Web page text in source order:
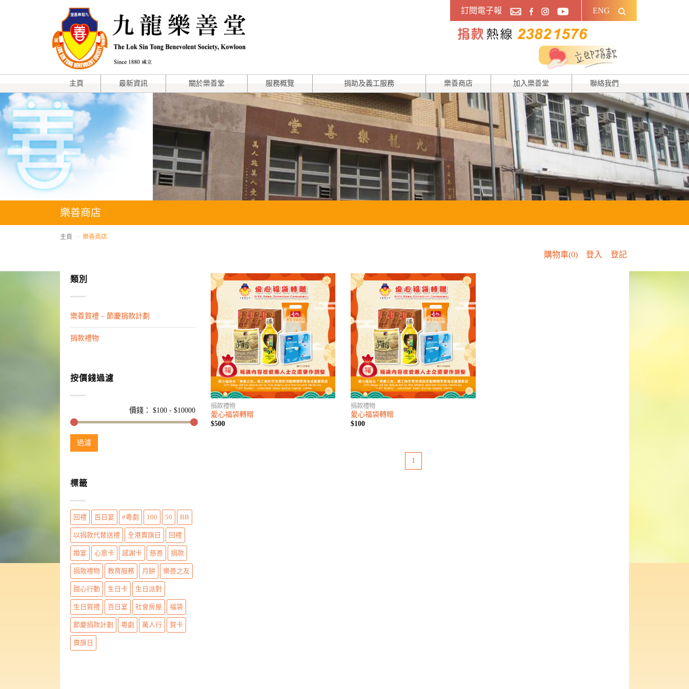
訂閱電子報 ENG
主頁 最新資訊 關於樂善堂 服務概覽 捐助及義工服務 樂善商店 加入樂善堂 聯絡我們
樂善商店
主頁 樂善商店
購物車(0) 登入 登記
類別
樂善賀禮 – 節慶捐款計劃
捐款禮物
按價錢過濾
價錢： $100- $10000
過濾
標籤
回禮 百日宴 #粵劇 100 50 BB
以捐款代替送禮 全港賣旗日 回禮
婚宴 心意卡 感謝卡 慈善 捐款
捐款禮物 教育服務 月餅 樂善之友
甜心行動 生日卡 生日派對
生日賀禮 百日宴 社會房屋 福袋
節慶捐款計劃 粵劇 萬人行 賀卡
賣旗日
捐款禮物
愛心福袋轉贈
$500
捐款禮物
愛心福袋轉贈
$100
1